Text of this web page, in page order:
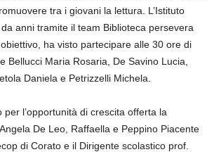
tra i giovani la lettura. L’Istituto
anni tramite il team Biblioteca persevera
ha visto partecipare alle 30 ore di
Bellucci Maria Rosaria, De Savino Lucia,
Daniela e Petrizzelli Michela.
l’opportunità di crescita offerta la
De Leo, Raffaella e Peppino Piacente
di Corato e il Dirigente scolastico prof.